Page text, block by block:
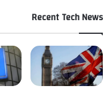
Recent Tech News